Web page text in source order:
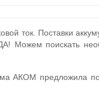
ток. Поставки
Можем поискать
АКОМ предложила